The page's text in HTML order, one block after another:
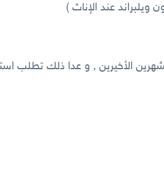
عند الإناث )
الأخيرين , و عدا ذلك تطلب